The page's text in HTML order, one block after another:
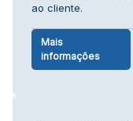
ao cliente.
Mais
informações